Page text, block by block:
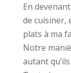
En
de cuisiner,
plats à ma
Notre
autant